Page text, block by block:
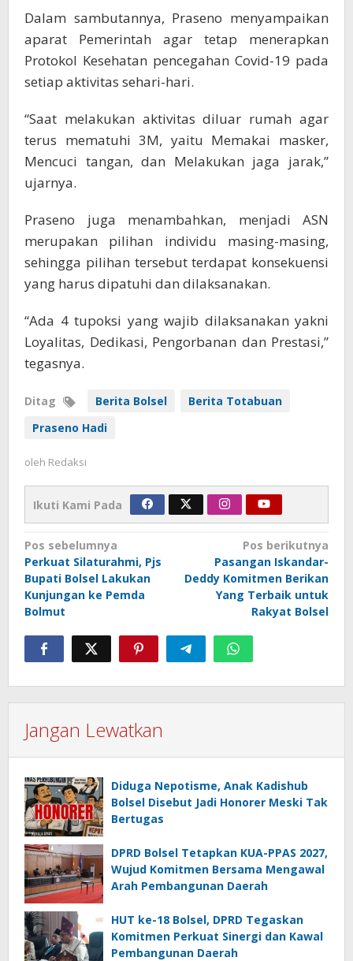
Dalam sambutannya, Praseno menyampaikan
aparat Pemerintah agar tetap menerapkan
Protokol Kesehatan pencegahan Covid-19 pada
setiap aktivitas sehari-hari.
“Saat melakukan aktivitas diluar rumah agar
terus mematuhi 3M, yaitu Memakai masker,
Mencuci tangan, dan Melakukan jaga jarak,”
ujarnya.
Praseno juga menambahkan, menjadi ASN
merupakan pilihan individu masing-masing,
sehingga pilihan tersebut terdapat konsekuensi
yang harus dipatuhi dan dilaksanakan.
“Ada 4 tupoksi yang wajib dilaksanakan yakni
Loyalitas, Dedikasi, Pengorbanan dan Prestasi,”
tegasnya.
Ditag Berita Bolsel
Berita Totabuan
Praseno Hadi
oleh Redaksi
Ikuti Kami Pada
Navigasi
pos
Pos sebelumnya
Perkuat Silaturahmi, Pjs
Bupati Bolsel Lakukan
Kunjungan ke Pemda
Bolmut
Pos berikutnya
Pasangan Iskandar-
Deddy Komitmen Berikan
Yang Terbaik untuk
Rakyat Bolsel
Jangan Lewatkan
Diduga Nepotisme, Anak Kadishub
Bolsel Disebut Jadi Honorer Meski Tak
Bertugas
DPRD Bolsel Tetapkan KUA-PPAS 2027,
Wujud Komitmen Bersama Mengawal
Arah Pembangunan Daerah
HUT ke-18 Bolsel, DPRD Tegaskan
Komitmen Perkuat Sinergi dan Kawal
Pembangunan Daerah